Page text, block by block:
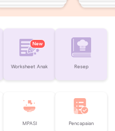
New
Worksheet Anak Resep
MPASI Pencapaian